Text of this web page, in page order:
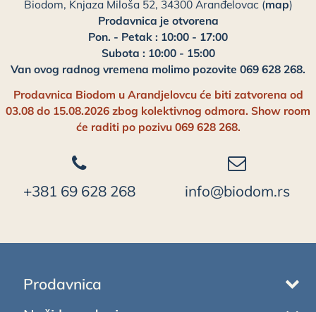
Biodom, Knjaza Miloša 52, 34300 Aranđelovac (map)
Prodavnica je otvorena
Pon. - Petak : 10:00 - 17:00
Subota : 10:00 - 15:00
Van ovog radnog vremena molimo pozovite 069 628 268.
Prodavnica Biodom u Arandjelovcu će biti zatvorena od
03.08 do 15.08.2026 zbog kolektivnog odmora. Show room
će raditi po pozivu 069 628 268.
+381 69 628 268 info@biodom.rs
Prodavnica